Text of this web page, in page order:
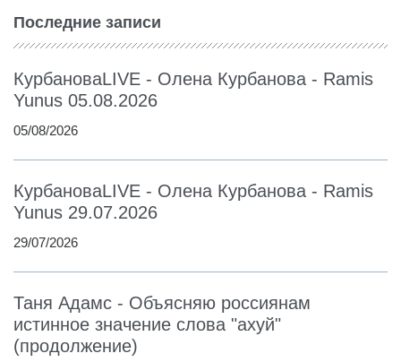
Последние записи
КурбановаLIVE - Олена Курбанова - Ramis
Yunus 05.08.2026
05/08/2026
КурбановаLIVE - Олена Курбанова - Ramis
Yunus 29.07.2026
29/07/2026
Таня Адамс - Объясняю россиянам
истинное значение слова "ахуй"
(продолжение)